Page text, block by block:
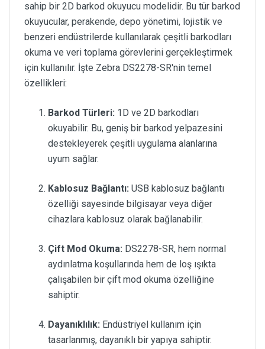
sahip bir 2D barkod okuyucu modelidir. Bu tür barkod
okuyucular, perakende, depo yönetimi, lojistik ve
benzeri endüstrilerde kullanılarak çeşitli barkodları
okuma ve veri toplama görevlerini gerçekleştirmek
için kullanılır. İşte Zebra DS2278-SR'nin temel
özellikleri:
Barkod Türleri: 1D ve 2D barkodları
okuyabilir. Bu, geniş bir barkod yelpazesini
destekleyerek çeşitli uygulama alanlarına
uyum sağlar.
Kablosuz Bağlantı: USB kablosuz bağlantı
özelliği sayesinde bilgisayar veya diğer
cihazlara kablosuz olarak bağlanabilir.
Çift Mod Okuma: DS2278-SR, hem normal
aydınlatma koşullarında hem de loş ışıkta
çalışabilen bir çift mod okuma özelliğine
sahiptir.
Dayanıklılık: Endüstriyel kullanım için
tasarlanmış, dayanıklı bir yapıya sahiptir.